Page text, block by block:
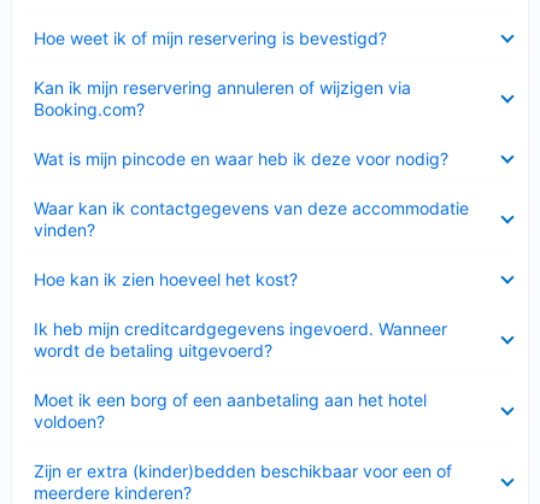
Hoe weet ik of mijn reservering is bevestigd?
Kan ik mijn reservering annuleren of wijzigen via
Booking.com?
Wat is mijn pincode en waar heb ik deze voor nodig?
Waar kan ik contactgegevens van deze accommodatie
vinden?
Hoe kan ik zien hoeveel het kost?
Ik heb mijn creditcardgegevens ingevoerd. Wanneer
wordt de betaling uitgevoerd?
Moet ik een borg of een aanbetaling aan het hotel
voldoen?
Zijn er extra (kinder)bedden beschikbaar voor een of
meerdere kinderen?